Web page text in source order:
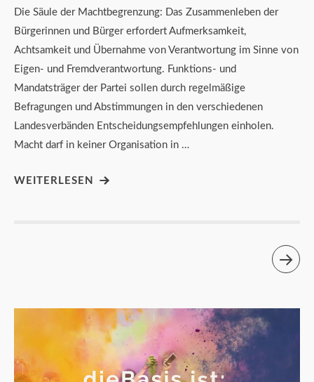
Die Säule der Machtbegrenzung: Das Zusammenleben der
Bürgerinnen und Bürger erfordert Aufmerksamkeit,
Achtsamkeit und Übernahme von Verantwortung im Sinne von
Eigen- und Fremdverantwortung. Funktions- und
Mandatsträger der Partei sollen durch regelmäßige
Befragungen und Abstimmungen in den verschiedenen
Landesverbänden Entscheidungsempfehlungen einholen.
Macht darf in keiner Organisation in …
WEITERLESEN